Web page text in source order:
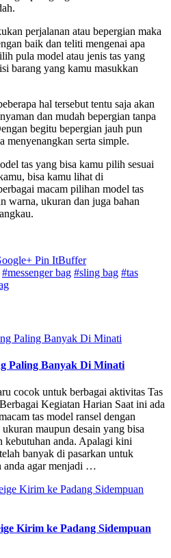
perjalanan atau bepergian maka
baik dan teliti mengenai apa
pula model atau jenis tas yang
barang yang kamu masukkan
hal tersebut tentu saja akan
dan mudah bepergian tanpa
begitu bepergian jauh pun
menyenangkan serta simple.
tas yang bisa kamu pilih sesuai
bisa kamu lihat di
macam pilihan model tas
warna, ukuran dan juga bahan
Pin ItBuffer
#messenger bag #sling bag #tas
Paling Banyak Di Minati
cocok untuk berbagai aktivitas Tas
Kegiatan Harian Saat ini ada
tas model ransel dengan
maupun desain yang bisa
kebutuhan anda. Apalagi kini
banyak di pasarkan untuk
anda agar menjadi …
Kirim ke Padang Sidempuan